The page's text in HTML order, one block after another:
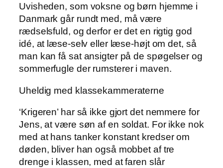
Uvisheden, som voksne og børn hjemme i
Danmark går rundt med, må være
rædselsfuld, og derfor er det en rigtig god
idé, at læse-selv eller læse-højt om det, så
man kan få sat ansigter på de spøgelser og
sommerfugle der rumsterer i maven.
Uheldig med klassekammeraterne
‘Krigeren’ har så ikke gjort det nemmere for
Jens, at være søn af en soldat. For ikke nok
med at hans tanker konstant kredser om
døden, bliver han også mobbet af tre
drenge i klassen, med at faren slår